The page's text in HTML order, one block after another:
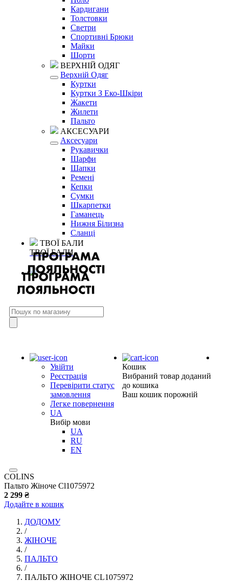
Кардигани
Толстовки
Светри
Спортивні Брюки
Майки
Шорти
ВЕРХНІЙ ОДЯГ
Верхній Одяг
Куртки
Куртки З Еко-Шкіри
Жакети
Жилети
Пальто
АКСЕСУАРИ
Аксесуари
Рукавички
Шарфи
Шапки
Ремені
Кепки
Сумки
Шкарпетки
Гаманець
Нижня Білизна
Сланці
ТВОЇ БАЛИ
ТВОЇ БАЛИ
Увійти
Реєстрація
Перевірити статус
замовлення
Легке повернення
UA
Вибір мови
UA
RU
EN
Кошик
Вибраний товар доданий
до кошика
Ваш кошик порожній
COLINS
Пальто Жіноче Cl1075972
2 299 ₴
Додайте в кошик
ДОДОМУ
/
ЖІНОЧЕ
/
ПАЛЬТО
/
ПАЛЬТО ЖІНОЧЕ CL1075972